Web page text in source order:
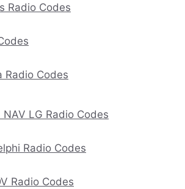
Radio Codes
Radio Codes
LG Radio Codes
Radio Codes
Radio Codes